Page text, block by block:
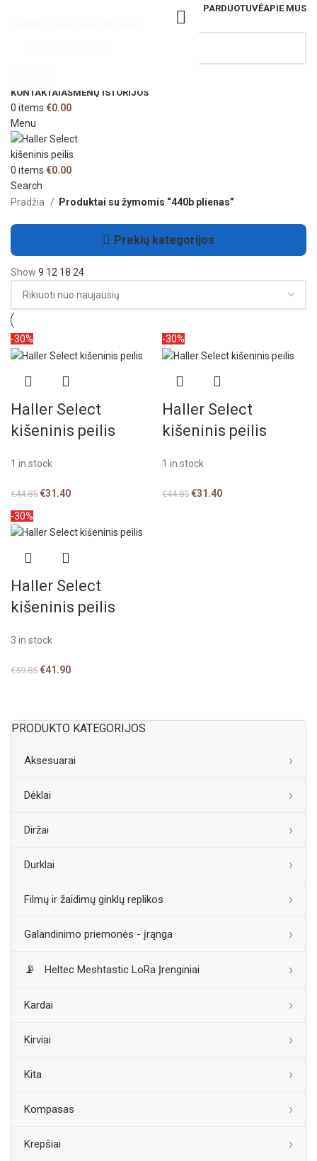
PARDUOTUVĖAPIE MUS
KONTAKTAIAŠMENŲ ISTORIJOS
0 items €0.00
Menu
0 items €0.00
Search
PRODUKTO KATEGORIJOS
Aksesuarai
Dėklai
Diržai
Durklai
Filmų ir žaidimų ginklų replikos
Galandinimo priemonės - įrąnga
Heltec Meshtastic LoRa Įrenginiai
Kardai
Kirviai
Kita
Kompasas
Krepšiai
Pradžia Produktai su žymomis “440b plienas”
Prekių kategorijos
Show 9 12 18 24
-30%
Haller Select
kišeninis peilis
1 in stock
€44.85 €31.40
-30%
Haller Select
kišeninis peilis
1 in stock
€44.85 €31.40
-30%
Haller Select
kišeninis peilis
3 in stock
€59.85 €41.90